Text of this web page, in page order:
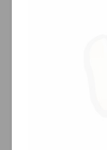
ها بروز